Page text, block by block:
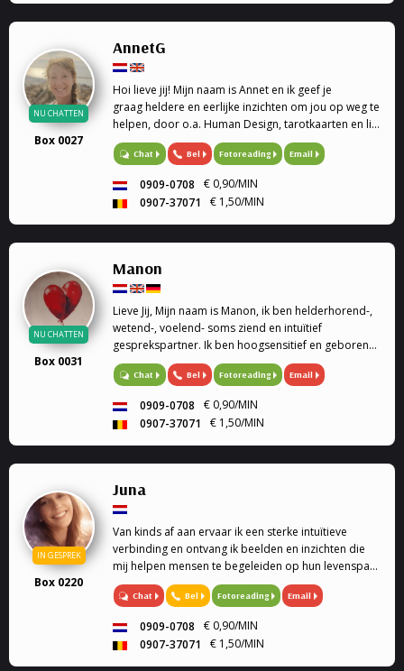
NU CHATTEN
Box 0027
AnnetG
Hoi lieve jij! Mijn naam is Annet en ik geef je
graag heldere en eerlijke inzichten om jou op weg te
helpen, door o.a. Human Design, tarotkaarten en life
coaching.
Chat Bel Fotoreading Email
0909-0708
€ 0,90/MIN
0907-37071
€ 1,50/MIN
NU CHATTEN
Box 0031
Manon
Lieve Jij, Mijn naam is Manon, ik ben helderhorend-,
wetend-, voelend- soms ziend en intuïtief
gesprekspartner. Ik ben hoogsensitief en geboren
met een haarfijn invoelvermogen
Chat Bel Fotoreading Email
0909-0708
€ 0,90/MIN
0907-37071
€ 1,50/MIN
IN GESPREK
Box 0220
Juna
Van kinds af aan ervaar ik een sterke intuïtieve
verbinding en ontvang ik beelden en inzichten die
mij helpen mensen te begeleiden op hun levenspad.
Als spiritueel begeleider werk ik met de
Lenormandkaarten,
Chat Bel Fotoreading Email
0909-0708
€ 0,90/MIN
0907-37071
€ 1,50/MIN